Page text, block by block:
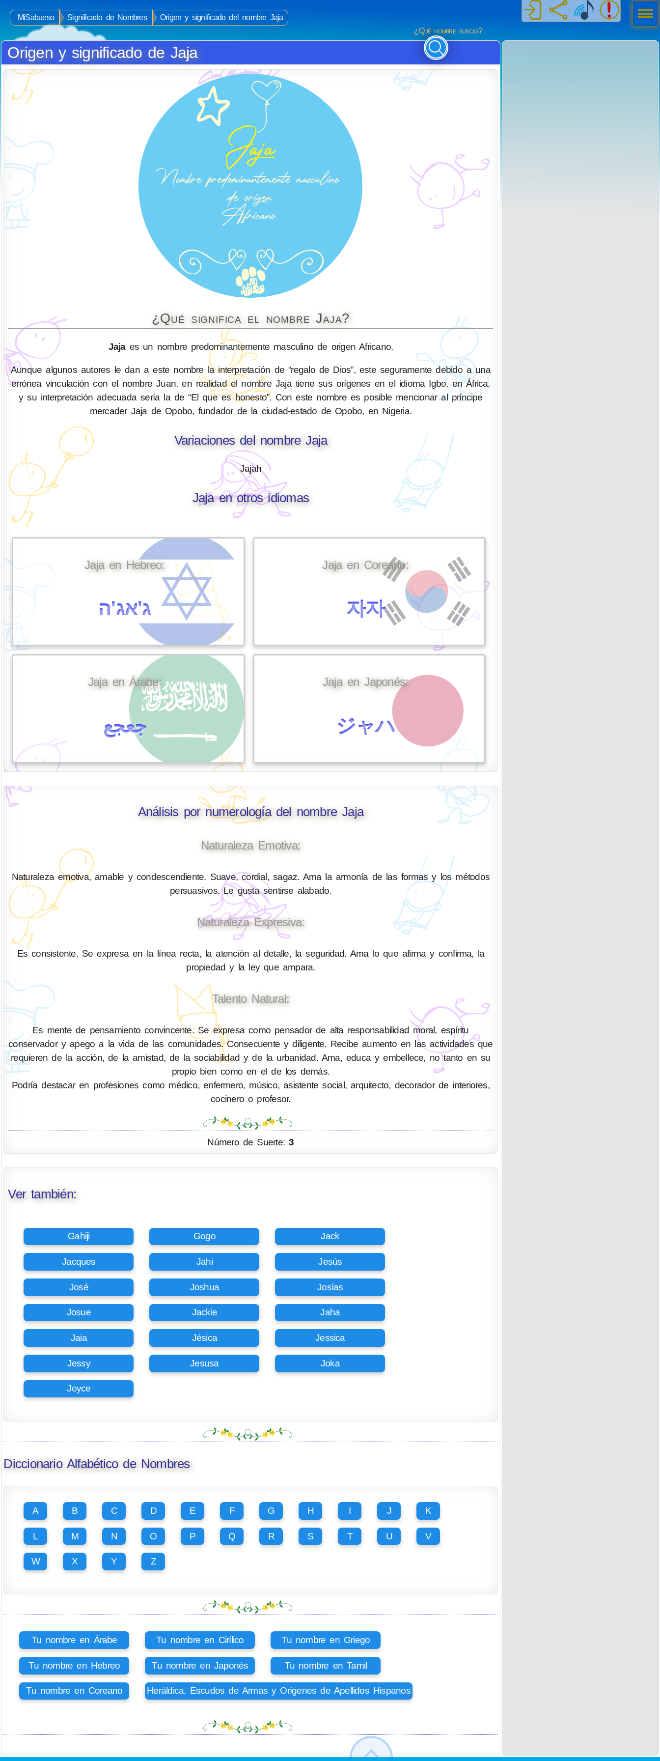
MiSabueso Significado de Nombres
Origen y significado del nombre Jaja
¿Qué nombre buscas?
Origen y significado de Jaja
¿Qué significa el nombre Jaja?
Jajaes un nombre predominantemente masculino de origen Africano.
Aunque algunos autores le dan a este nombre la interpretación de “regalo de Dios”, este seguramente debido a una
errónea vinculación con el nombre Juan, en realidad el nombre Jaja tiene sus orígenes en el idioma Igbo, en África,
y su interpretación adecuada sería la de “El que es honesto”. Con este nombre es posible mencionar al príncipe
mercader Jaja de Opobo, fundador de la ciudad-estado de Opobo, en Nigeria.
Variaciones del nombre Jaja
Jajah
Jaja en otros idiomas
Jaja en Hebreo:
ג'אג'ה
Jaja en Coreano:
자자
Jaja en Árabe:
جعجع
Jaja en Japonés:
ジャハ
Análisis por numerología del nombre Jaja
Naturaleza Emotiva:
Naturaleza emotiva, amable y condescendiente. Suave, cordial, sagaz. Ama la armonía de las formas y los métodos
persuasivos. Le gusta sentirse alabado.
Naturaleza Expresiva:
Es consistente. Se expresa en la línea recta, la atención al detalle, la seguridad. Ama lo que afirma y confirma, la
propiedad y la ley que ampara.
Talento Natural:
Es mente de pensamiento convincente. Se expresa como pensador de alta responsabilidad moral, espíritu
conservador y apego a la vida de las comunidades. Consecuente y diligente. Recibe aumento en las actividades que
requieren de la acción, de la amistad, de la sociabilidad y de la urbanidad. Ama, educa y embellece, no tanto en su
propio bien como en el de los demás.
Podría destacar en profesiones como médico, enfermero, músico, asistente social, arquitecto, decorador de interiores,
cocinero o profesor.
Número de Suerte:3
Ver también:
Gahiji Gogo Jack
Jacques Jahi Jesús
José Joshua Josías
Josue Jackie Jaha
Jaia Jésica Jessica
Jessy Jesusa Joka
Joyce
Diccionario Alfabético de Nombres
A B C D E F G H I J K
L M N O P Q R S T U V
W X Y Z
Tu nombre en Árabe Tu nombre en Cirílico Tu nombre en Griego
Tu nombre en Hebreo Tu nombre en Japonés Tu nombre en Tamil
Tu nombre en Coreano Heráldica, Escudos de Armas y Orígenes de Apellidos Hispanos
Men
ú